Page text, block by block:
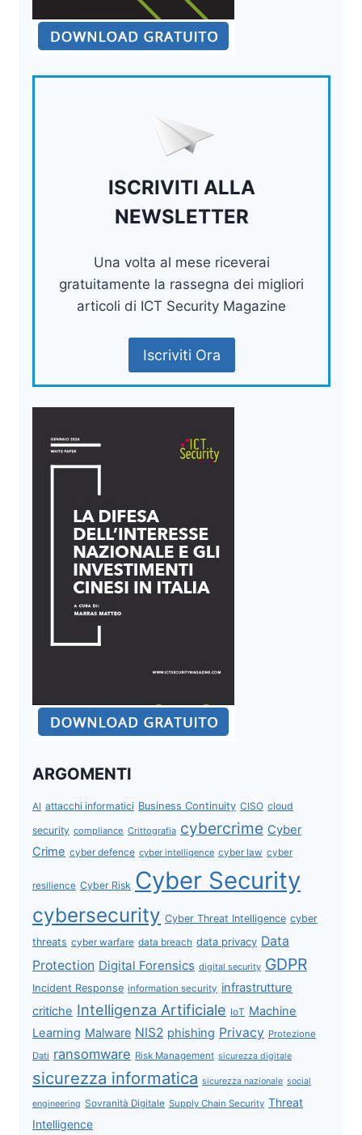
ISCRIVITI ALLA
NEWSLETTER
Una volta al mese riceverai
gratuitamente la rassegna dei migliori
articoli di ICT Security Magazine
Iscriviti Ora
ARGOMENTI
AI attacchi informatici Business Continuity CISO cloud
security compliance Crittografia cybercrime Cyber
Crime cyber defence cyber intelligence cyber law cyber
resilience Cyber Risk Cyber Security
cybersecurity Cyber Threat Intelligence cyber
threats cyber warfare data breach data privacy Data
Protection Digital Forensics digital security GDPR
Incident Response information security infrastrutture
critiche Intelligenza Artificiale IoT Machine
Learning Malware NIS2 phishing Privacy Protezione
Dati ransomware Risk Management sicurezza digitale
sicurezza informatica sicurezza nazionale social
engineering Sovranità Digitale Supply Chain Security Threat
Intelligence